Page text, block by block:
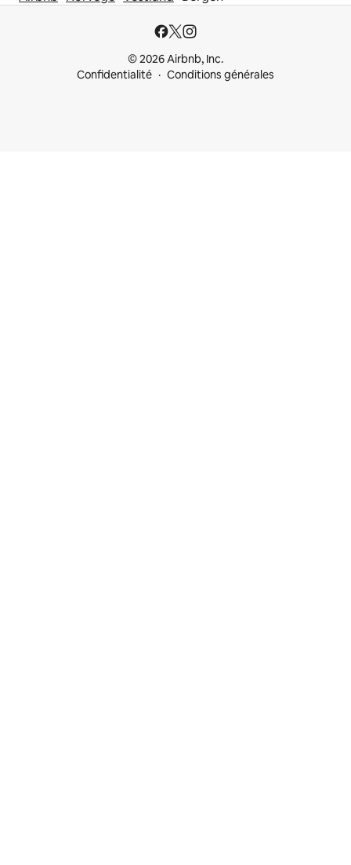
© 2026 Airbnb, Inc.
Confidentialité
Conditions générales